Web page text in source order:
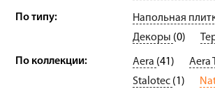
По типу: Напольная
Декоры (0)
По коллекции: Aera (41) Aera
Stalotec (1)